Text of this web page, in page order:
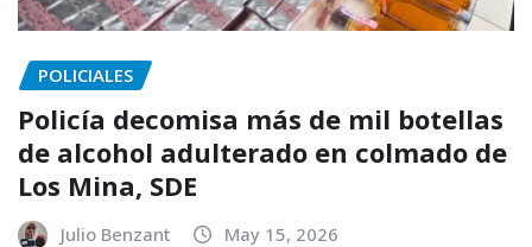
POLICIALES
Policía decomisa más de mil botellas
de alcohol adulterado en colmado de
Los Mina, SDE
Julio Benzant May 15, 2026